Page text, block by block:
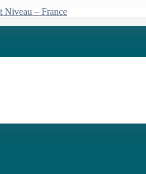
Niveau – France